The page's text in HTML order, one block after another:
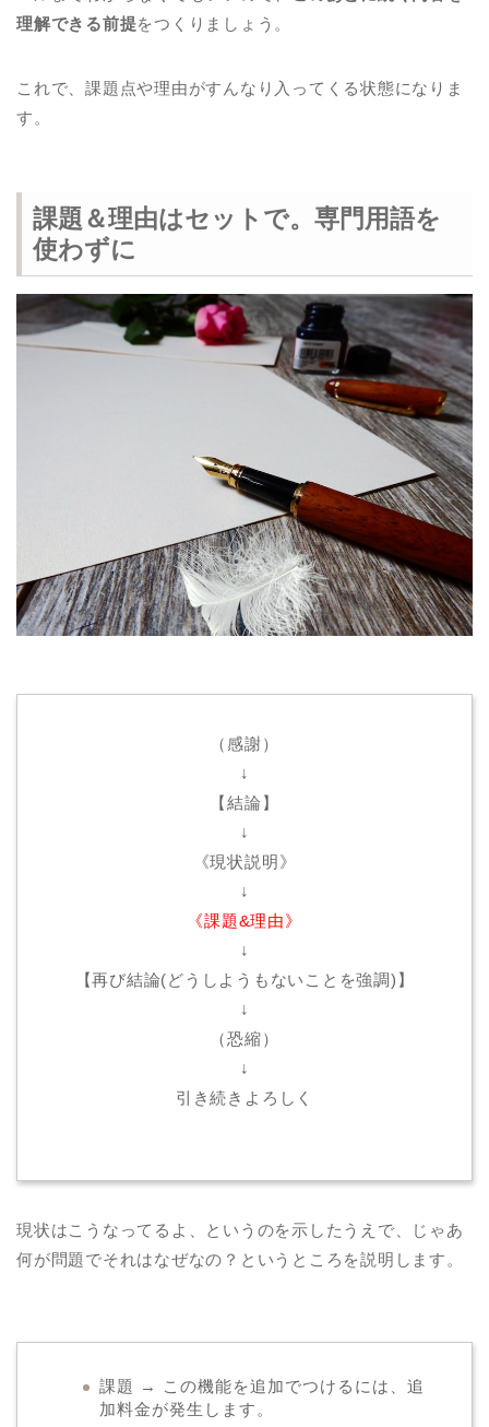
理解できる前提をつくりましょう。
これで、課題点や理由がすんなり入ってくる状態になりま
す。
課題＆理由はセットで。専門用語を
使わずに
（感謝）
↓
【結論】
↓
《現状説明》
↓
《課題&理由》
↓
【再び結論(どうしようもないことを強調)】
↓
（恐縮）
↓
引き続きよろしく
現状はこうなってるよ、というのを示したうえで、じゃあ
何が問題でそれはなぜなの？というところを説明します。
課題 → この機能を追加でつけるには、追
加料金が発生します。